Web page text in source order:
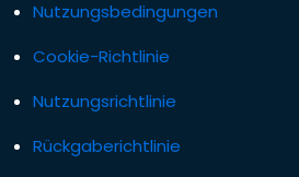
Nutzungsbedingungen
Cookie-Richtlinie
Nutzungsrichtlinie
Rückgaberichtlinie